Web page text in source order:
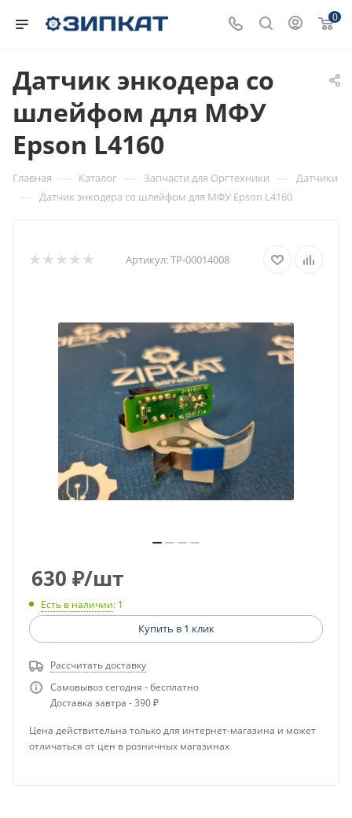
0
Датчик энкодера со
шлейфом для МФУ
Epson L4160
Главная — Каталог — Запчасти для Оргтехники — Датчики
— Датчик энкодера со шлейфом для МФУ Epson L4160
Артикул:ТР-00014008
630 ₽/шт
Есть в наличии: 1
Купить в 1 клик
Рассчитать доставку
Самовывоз сегодня - бесплатно
Доставка завтра - 390 ₽
Цена действительна только для интернет-магазина и может
отличаться от цен в розничных магазинах